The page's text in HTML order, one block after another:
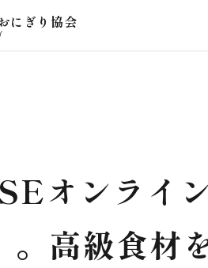
にぎり協会
オンライ
。高級食材